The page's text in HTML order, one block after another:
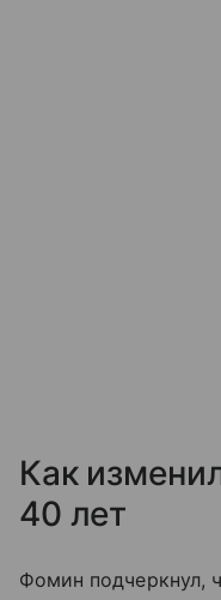
Как
40 лет
Фомин подчеркнул,